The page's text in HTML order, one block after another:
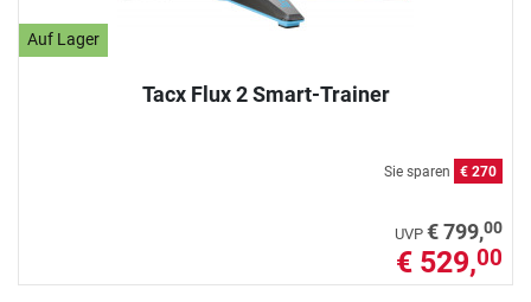
Auf Lager
Tacx Flux 2 Smart-Trainer
Sie sparen € 270
UVP € 799,00
€ 529,00